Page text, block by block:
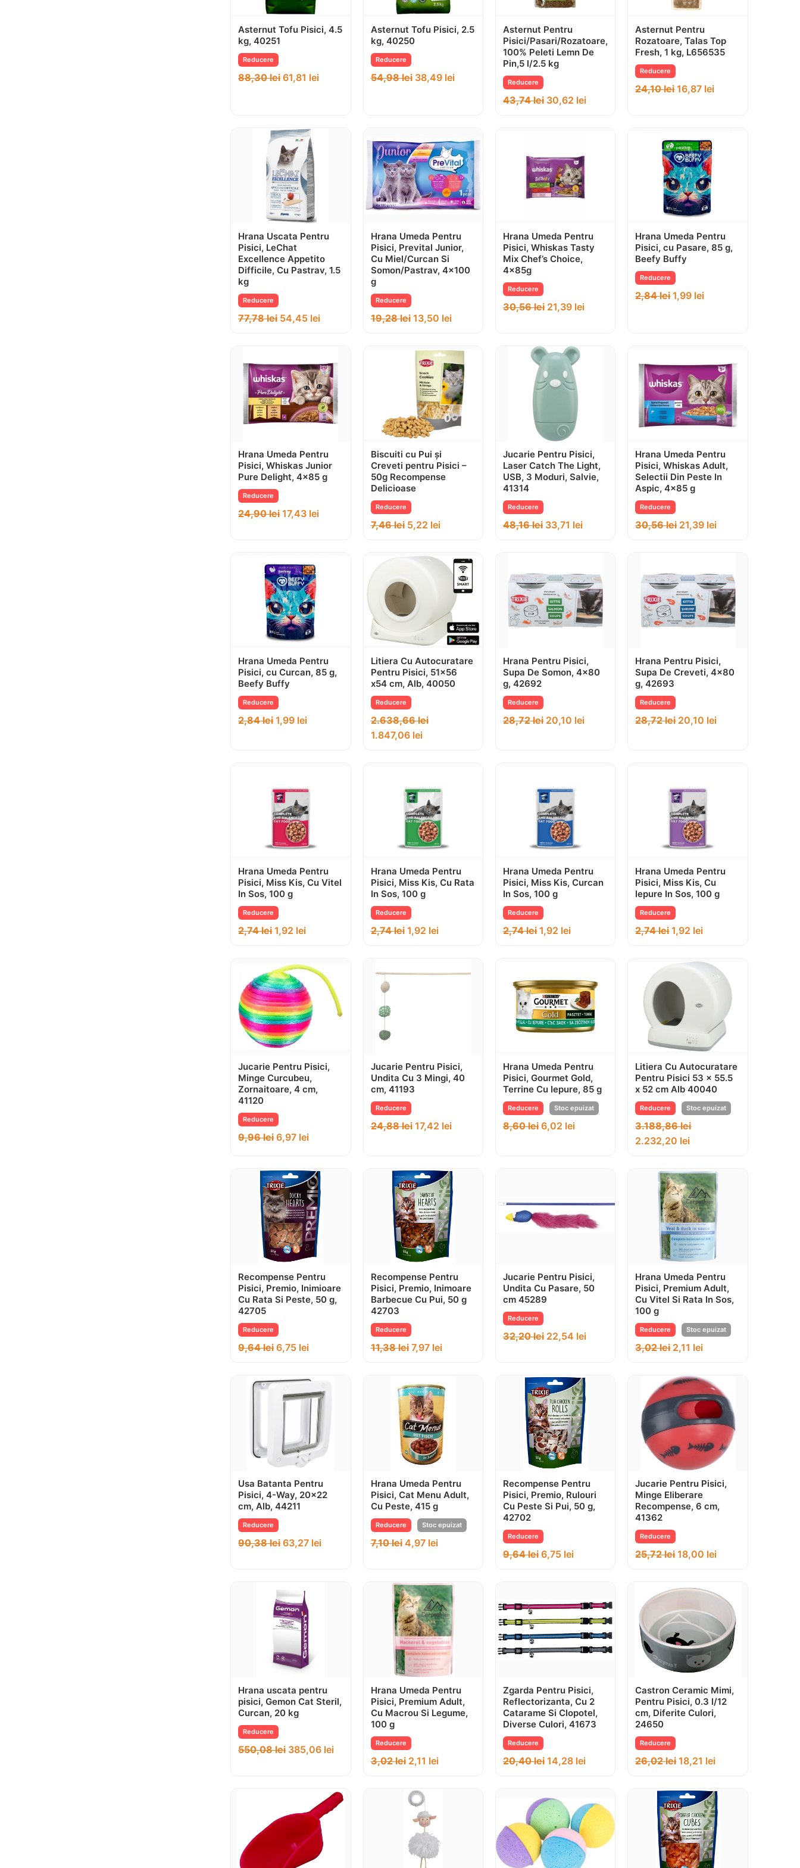
Asternut Tofu Pisici, 4.5
kg, 40251
Reducere
88,30lei 61,81 lei
Asternut Tofu Pisici, 2.5
kg, 40250
Reducere
54,98lei 38,49 lei
Asternut Pentru
Pisici/Pasari/Rozatoare,
100% Peleti Lemn De
Pin,5 l/2.5 kg
Reducere
43,74lei 30,62 lei
Asternut Pentru
Rozatoare, Talas Top
Fresh, 1 kg, L656535
Reducere
24,10lei 16,87 lei
Hrana Uscata Pentru
Pisici, LeChat
Excellence Appetito
Difficile, Cu Pastrav, 1.5
kg
Reducere
77,78lei 54,45 lei
Hrana Umeda Pentru
Pisici, Prevital Junior,
Cu Miel/Curcan Si
Somon/Pastrav, 4×100
g
Reducere
19,28lei 13,50 lei
Hrana Umeda Pentru
Pisici, Whiskas Tasty
Mix Chef’s Choice,
4x85g
Reducere
30,56lei 21,39 lei
Hrana Umeda Pentru
Pisici, cu Pasare, 85 g,
Beefy Buffy
Reducere
2,84lei 1,99 lei
Hrana Umeda Pentru
Pisici, Whiskas Junior
Pure Delight, 4×85 g
Reducere
24,90lei 17,43 lei
Biscuiti cu Pui și
Creveti pentru Pisici –
50g Recompense
Delicioase
Reducere
7,46lei 5,22 lei
Jucarie Pentru Pisici,
Laser Catch The Light,
USB, 3 Moduri, Salvie,
41314
Reducere
48,16lei 33,71 lei
Hrana Umeda Pentru
Pisici, Whiskas Adult,
Selectii Din Peste In
Aspic, 4×85 g
Reducere
30,56lei 21,39 lei
Hrana Umeda Pentru
Pisici, cu Curcan, 85 g,
Beefy Buffy
Reducere
2,84lei 1,99 lei
Litiera Cu Autocuratare
Pentru Pisici, 51×56
x54 cm, Alb, 40050
Reducere
2.638,66lei
1.847,06 lei
Hrana Pentru Pisici,
Supa De Somon, 4×80
g, 42692
Reducere
28,72lei 20,10 lei
Hrana Pentru Pisici,
Supa De Creveti, 4×80
g, 42693
Reducere
28,72lei 20,10 lei
Hrana Umeda Pentru
Pisici, Miss Kis, Cu Vitel
In Sos, 100 g
Reducere
2,74lei 1,92 lei
Hrana Umeda Pentru
Pisici, Miss Kis, Cu Rata
In Sos, 100 g
Reducere
2,74lei 1,92 lei
Hrana Umeda Pentru
Pisici, Miss Kis, Curcan
In Sos, 100 g
Reducere
2,74lei 1,92 lei
Hrana Umeda Pentru
Pisici, Miss Kis, Cu
Iepure In Sos, 100 g
Reducere
2,74lei 1,92 lei
Jucarie Pentru Pisici,
Minge Curcubeu,
Zornaitoare, 4 cm,
41120
Reducere
9,96lei 6,97 lei
Jucarie Pentru Pisici,
Undita Cu 3 Mingi, 40
cm, 41193
Reducere
24,88lei 17,42 lei
Hrana Umeda Pentru
Pisici, Gourmet Gold,
Terrine Cu Iepure, 85 g
Reducere Stoc epuizat
8,60lei 6,02 lei
Litiera Cu Autocuratare
Pentru Pisici 53 x 55.5
x 52 cm Alb 40040
Reducere Stoc epuizat
3.188,86lei
2.232,20 lei
Recompense Pentru
Pisici, Premio, Inimioare
Cu Rata Si Peste, 50 g,
42705
Reducere
9,64lei 6,75 lei
Recompense Pentru
Pisici, Premio, Inimoare
Barbecue Cu Pui, 50 g
42703
Reducere
11,38lei 7,97 lei
Jucarie Pentru Pisici,
Undita Cu Pasare, 50
cm 45289
Reducere
32,20lei 22,54 lei
Hrana Umeda Pentru
Pisici, Premium Adult,
Cu Vitel Si Rata In Sos,
100 g
Reducere Stoc epuizat
3,02lei 2,11 lei
Usa Batanta Pentru
Pisici, 4-Way, 20×22
cm, Alb, 44211
Reducere
90,38lei 63,27 lei
Hrana Umeda Pentru
Pisici, Cat Menu Adult,
Cu Peste, 415 g
Reducere Stoc epuizat
7,10lei 4,97 lei
Recompense Pentru
Pisici, Premio, Rulouri
Cu Peste Si Pui, 50 g,
42702
Reducere
9,64lei 6,75 lei
Jucarie Pentru Pisici,
Minge Eliberare
Recompense, 6 cm,
41362
Reducere
25,72lei 18,00 lei
Hrana uscata pentru
pisici, Gemon Cat Steril,
Curcan, 20 kg
Reducere
550,08lei 385,06 lei
Hrana Umeda Pentru
Pisici, Premium Adult,
Cu Macrou Si Legume,
100 g
Reducere
3,02lei 2,11 lei
Zgarda Pentru Pisici,
Reflectorizanta, Cu 2
Catarame Si Clopotel,
Diverse Culori, 41673
Reducere
20,40lei 14,28 lei
Castron Ceramic Mimi,
Pentru Pisici, 0.3 l/12
cm, Diferite Culori,
24650
Reducere
26,02lei 18,21 lei